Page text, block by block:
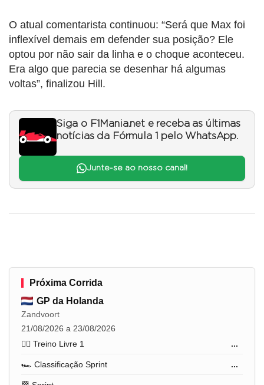
O atual comentarista continuou: “Será que Max foi
inflexível demais em defender sua posição? Ele
optou por não sair da linha e o choque aconteceu.
Era algo que parecia se desenhar há algumas
voltas”, finalizou Hill.
Siga o F1Mania.net e receba as últimas
notícias da Fórmula 1 pelo WhatsApp.
Junte-se ao nosso canal!
Próxima Corrida
GP da Holanda
Zandvoort
21/08/2026 a 23/08/2026
🏋️‍♂️ Treino Livre 1
...
🏎️ Classificação Sprint ...